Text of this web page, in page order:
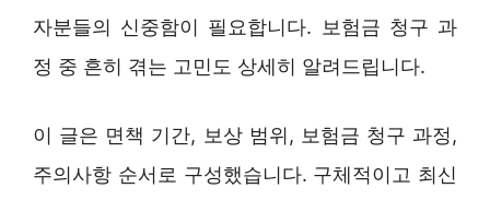
자분들의 신중함이 필요합니다. 보험금 청구 과
정 중 흔히 겪는 고민도 상세히 알려드립니다.
이 글은 면책 기간, 보상 범위, 보험금 청구 과정,
주의사항 순서로 구성했습니다. 구체적이고 최신